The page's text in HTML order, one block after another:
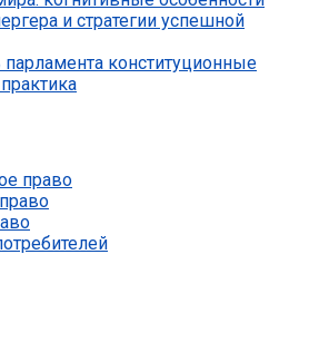
и стратегии успешной
парламента конституционные
право